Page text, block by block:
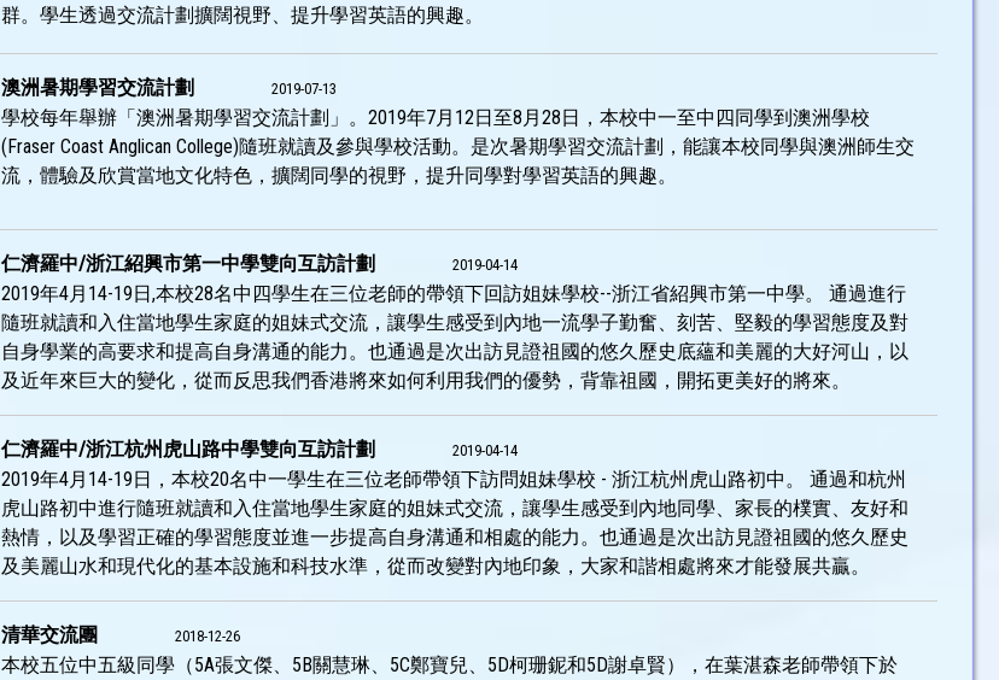
群。學生透過交流計劃擴闊視野、提升學習英語的興趣。
澳洲暑期學習交流計劃 2019-07-13
學校每年舉辦「澳洲暑期學習交流計劃」。2019年7月12日至8月28日，本校中一至中四同學到澳洲學校
(Fraser Coast Anglican College)隨班就讀及參與學校活動。是次暑期學習交流計劃，能讓本校同學與澳洲師生交
流，體驗及欣賞當地文化特色，擴闊同學的視野，提升同學對學習英語的興趣。
仁濟羅中/浙江紹興市第一中學雙向互訪計劃 2019-04-14
2019年4月14-19日,本校28名中四學生在三位老師的帶領下回訪姐妹學校--浙江省紹興市第一中學。 通過進行
隨班就讀和入住當地學生家庭的姐妹式交流，讓學生感受到內地一流學子勤奮、刻苦、堅毅的學習態度及對
自身學業的高要求和提高自身溝通的能力。也通過是次出訪見證祖國的悠久歷史底蘊和美麗的大好河山，以
及近年來巨大的變化，從而反思我們香港將來如何利用我們的優勢，背靠祖國，開拓更美好的將來。
仁濟羅中/浙江杭州虎山路中學雙向互訪計劃 2019-04-14
2019年4月14-19日，本校20名中一學生在三位老師帶領下訪問姐妹學校 - 浙江杭州虎山路初中。 通過和杭州
虎山路初中進行隨班就讀和入住當地學生家庭的姐妹式交流，讓學生感受到內地同學、家長的樸實、友好和
熱情，以及學習正確的學習態度並進一步提高自身溝通和相處的能力。也通過是次出訪見證祖國的悠久歷史
及美麗山水和現代化的基本設施和科技水準，從而改變對內地印象，大家和諧相處將來才能發展共贏。
清華交流團 2018-12-26
本校五位中五級同學（5A張文傑、5B關慧琳、5C鄭寶兒、5D柯珊鈮和5D謝卓賢），在葉湛森老師帶領下於